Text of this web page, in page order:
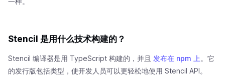
Stencil 是用什么技术构建的？
Stencil 编译器是用 TypeScript 构建的，并且 发布在 npm 上 。它
的发行版包括类型，使开发人员可以更轻松地使用 Stencil API。